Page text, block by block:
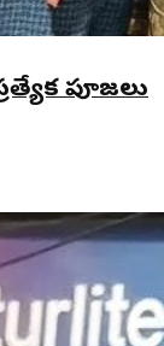
పూజలు